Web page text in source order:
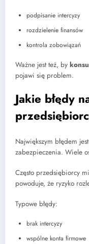
podpisanie intercyzy
rozdzielenie finansów
kontrola zobowiązań
Ważne jest też, by
pojawi się problem.
Jakie błędy
Największym błędem jest
zabezpieczenia. Wiele
Często przedsiębiorcy
powoduje, że ryzyko
Typowe błędy:
brak intercyzy
wspólne konta firmowe